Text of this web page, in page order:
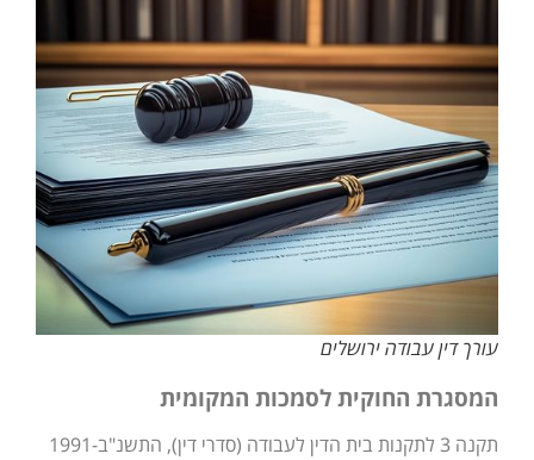
עורך דין עבודה ירושלים
המסגרת החוקית לסמכות המקומית
תקנה 3 לתקנות בית הדין לעבודה (סדרי דין), התשנ"ב-1991